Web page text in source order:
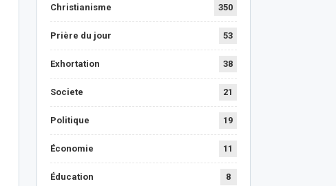
Christianisme 350
Prière du jour 53
Exhortation 38
Societe 21
Politique 19
Économie 11
Éducation 8